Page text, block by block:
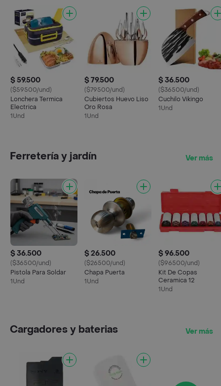
$ 59.500
($59500/und)
Lonchera Termica
Electrica
1Und
$ 79.500
($79500/und)
Cubiertos Huevo Liso
Oro Rosa
1Und
$ 36.500
($36500/und)
Cuchilo Vikingo
1Und
Ferretería y jardín Ver más
$ 36.500
($36500/und)
Pistola Para Soldar
1Und
$ 26.500
($26500/und)
Chapa Puerta
1Und
$ 96.500
($96500/und)
Kit De Copas
Ceramica 12
1Und
Cargadores y baterias Ver más